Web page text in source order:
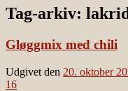
Tag-arkiv:
Gløggmix med chili
Udgivet den 20. oktober
16